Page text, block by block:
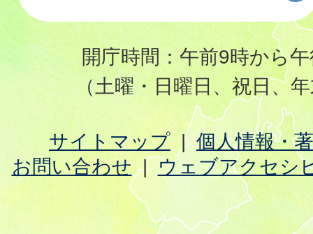
開庁時間：午前9時から
（土曜・日曜日、祝日、
サイトマップ
個人情報・
お問い合わせ
ウェブアクセシ